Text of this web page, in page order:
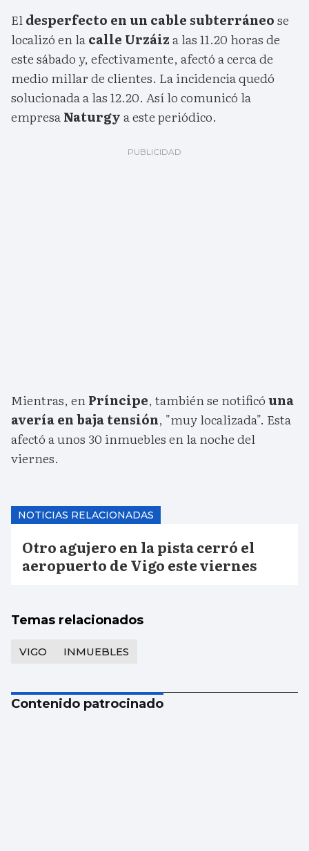
Eldesperfecto en un cable subterráneose
localizó en lacalle Urzáiza las 11.20 horas de
este sábado y, efectivamente, afectó a cerca de
medio millar de clientes. La incidencia quedó
solucionada a las 12.20. Así lo comunicó la
empresaNaturgya este periódico.
Mientras, enPríncipe, también se notificóuna
avería en baja tensión, "muy localizada". Esta
afectó a unos 30 inmuebles en la noche del
viernes.
NOTICIAS RELACIONADAS
Otro agujero en la pista cerró el
aeropuerto de Vigo este viernes
Temas relacionados
VIGO INMUEBLES
Contenido patrocinado